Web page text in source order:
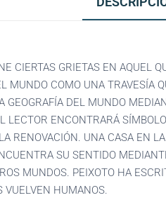
CIERTAS GRIETAS EN AQUEL
MUNDO COMO UNA TRAVESÍA
GEOGRAFÍA DEL MUNDO
LECTOR ENCONTRARÁ
RENOVACIÓN. UNA CASA EN
SU SENTIDO
MUNDOS. PEIXOTO HA
VUELVEN HUMANOS.